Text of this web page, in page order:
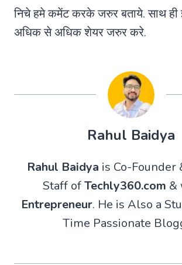
निचे हमे कमेंट करके जरुर बताये. साथ ही
अधिक से अधिक शेयर जरुर करे.
Rahul Baidya
Rahul Baidya is Co-Founder
Staff ofTechly360.com &
Entrepreneur. He is Also a
Time Passionate